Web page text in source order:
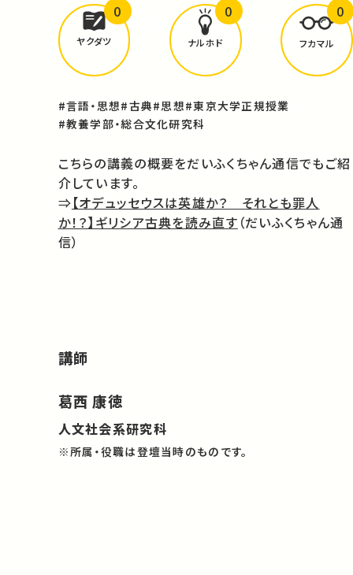
どんな学びがありましたか？
ヤクダツ
0
ナルホド
0
フカマル
0
#言語・思想#古典#思想#東京大学正規授業
#教養学部・総合文化研究科
こちらの講義の概要をだいふくちゃん通信でもご紹
介しています。
⇒【オデュッセウスは英雄か？ それとも罪人
か！？】ギリシア古典を読み直す （だいふくちゃん通
信）
講師
葛西 康徳
人文社会系研究科
※所属・役職は登壇当時のものです。